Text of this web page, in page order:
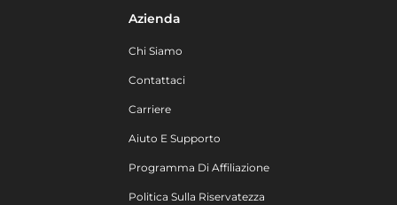
Azienda
Chi Siamo
Contattaci
Carriere
Aiuto E Supporto
Programma Di Affiliazione
Politica Sulla Riservatezza